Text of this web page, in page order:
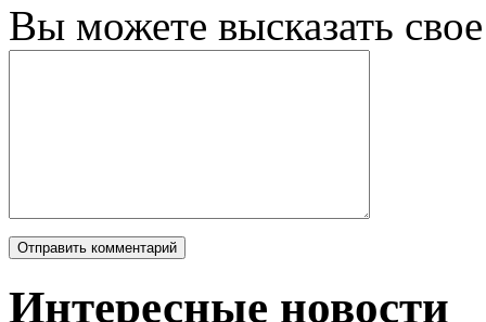
Вы можете высказать
Интересные новости